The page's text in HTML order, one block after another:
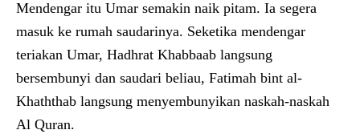
Mendengar itu Umar semakin naik pitam. Ia segera
masuk ke rumah saudarinya. Seketika mendengar
teriakan Umar, Hadhrat Khabbaab langsung
bersembunyi dan saudari beliau, Fatimah bint al-
Khaththab langsung menyembunyikan naskah-naskah
Al Quran.